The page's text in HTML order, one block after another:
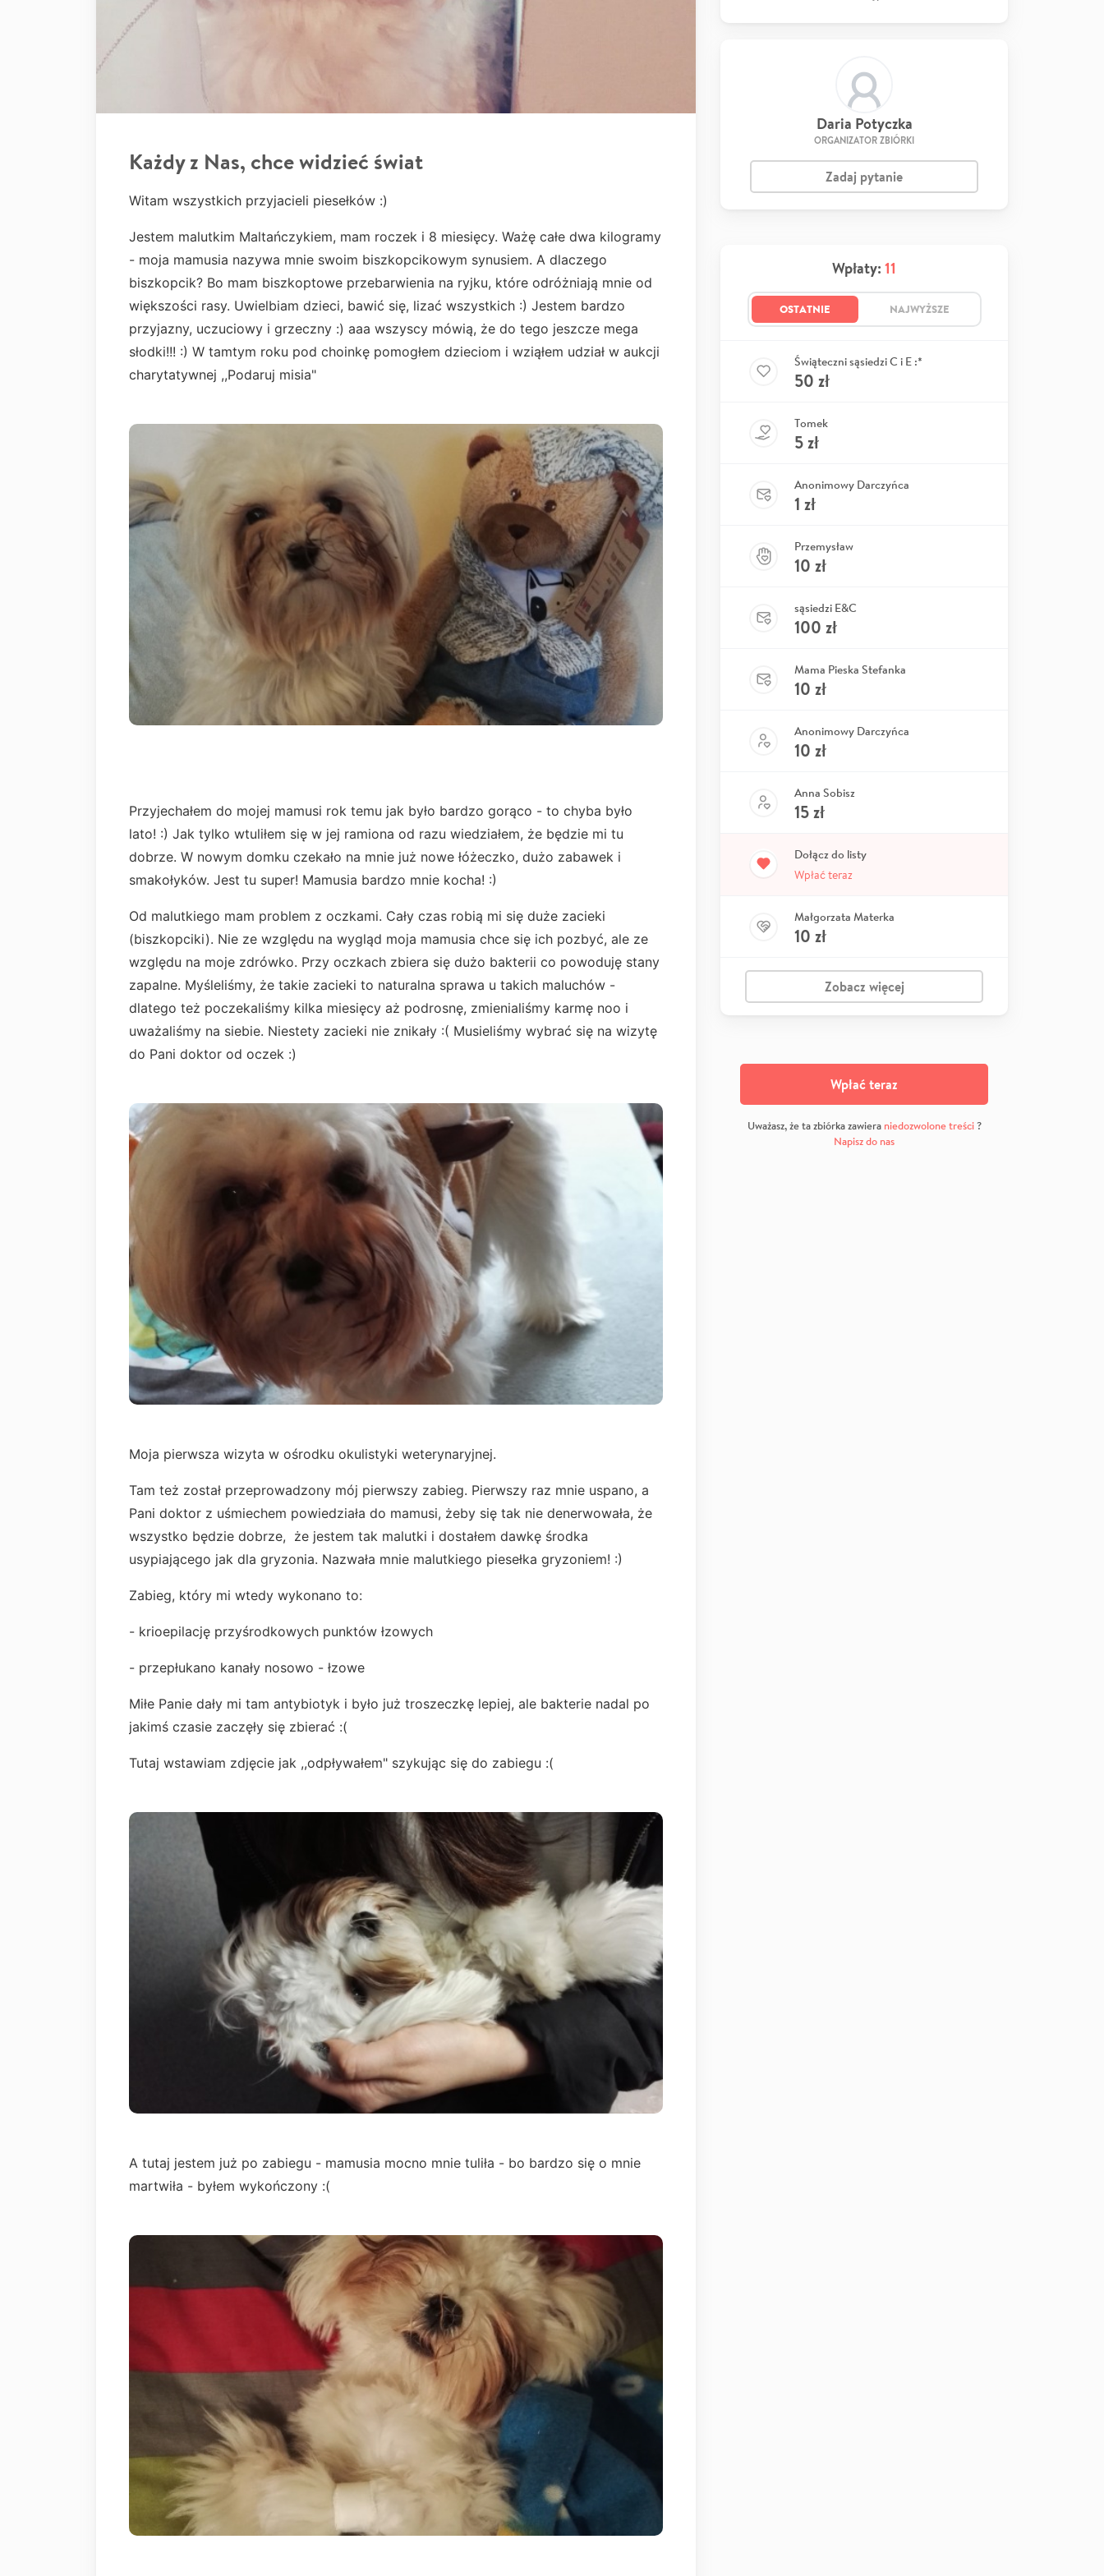
Każdy z Nas, chce widzieć świat
Witam wszystkich przyjacieli piesełków :)
Jestem malutkim Maltańczykiem, mam roczek i 8 miesięcy. Ważę całe dwa kilogramy
- moja mamusia nazywa mnie swoim biszkopcikowym synusiem. A dlaczego
biszkopcik? Bo mam biszkoptowe przebarwienia na ryjku, które odróżniają mnie od
większości rasy. Uwielbiam dzieci, bawić się, lizać wszystkich :) Jestem bardzo
przyjazny, uczuciowy i grzeczny :) aaa wszyscy mówią, że do tego jeszcze mega
słodki!!! :) W tamtym roku pod choinkę pomogłem dzieciom i wziąłem udział w aukcji
charytatywnej ,,Podaruj misia"
Przyjechałem do mojej mamusi rok temu jak było bardzo gorąco - to chyba było
lato! :) Jak tylko wtuliłem się w jej ramiona od razu wiedziałem, że będzie mi tu
dobrze. W nowym domku czekało na mnie już nowe łóżeczko, dużo zabawek i
smakołyków. Jest tu super! Mamusia bardzo mnie kocha! :)
Od malutkiego mam problem z oczkami. Cały czas robią mi się duże zacieki
(biszkopciki). Nie ze względu na wygląd moja mamusia chce się ich pozbyć, ale ze
względu na moje zdrówko. Przy oczkach zbiera się dużo bakterii co powoduję stany
zapalne. Myśleliśmy, że takie zacieki to naturalna sprawa u takich maluchów -
dlatego też poczekaliśmy kilka miesięcy aż podrosnę, zmienialiśmy karmę noo i
uważaliśmy na siebie. Niestety zacieki nie znikały :( Musieliśmy wybrać się na wizytę
do Pani doktor od oczek :)
Moja pierwsza wizyta w ośrodku okulistyki weterynaryjnej.
Tam też został przeprowadzony mój pierwszy zabieg. Pierwszy raz mnie uspano, a
Pani doktor z uśmiechem powiedziała do mamusi, żeby się tak nie denerwowała, że
wszystko będzie dobrze, że jestem tak malutki i dostałem dawkę środka
usypiającego jak dla gryzonia. Nazwała mnie malutkiego piesełka gryzoniem! :)
Zabieg, który mi wtedy wykonano to:
- krioepilację przyśrodkowych punktów łzowych
- przepłukano kanały nosowo - łzowe
Miłe Panie dały mi tam antybiotyk i było już troszeczkę lepiej, ale bakterie nadal po
jakimś czasie zaczęły się zbierać :(
Tutaj wstawiam zdjęcie jak ,,odpływałem" szykując się do zabiegu :(
A tutaj jestem już po zabiegu - mamusia mocno mnie tuliła - bo bardzo się o mnie
martwiła - byłem wykończony :(
Daria Potyczka
ORGANIZATOR ZBIÓRKI
Zadaj pytanie
Wpłaty: 11
OSTATNIE NAJWYŻSZE
Świąteczni sąsiedzi C i E :*
50 zł
Tomek
5zł
Anonimowy Darczyńca
1 zł
Przemysław
10 zł
sąsiedzi E&C
100 zł
Mama Pieska Stefanka
10 zł
Anonimowy Darczyńca
10 zł
Anna Sobisz
15zł
Dołącz do listy
Wpłać teraz
Małgorzata Materka
10 zł
Zobacz więcej
Wpłać teraz
Uważasz, że ta zbiórka zawiera niedozwolone treści?
Napisz do nas